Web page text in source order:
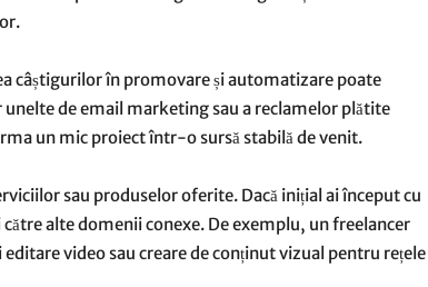
câștigurilor în promovare și automatizare poate
de email marketing sau a reclamelor plătite
un mic proiect într-o sursă stabilă de venit.
sau produselor oferite. Dacă inițial ai început cu
alte domenii conexe. De exemplu, un freelancer
video sau creare de conținut vizual pentru rețele